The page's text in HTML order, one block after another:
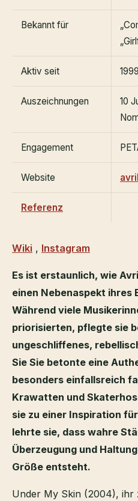
Bekannt für
Aktiv seit 1999
Auszeichnungen
10
Engagement
Website
Referenz
Wiki , Instagram
Es ist erstaunlich, wie
einen Nebenaspekt ihres
Während viele
priorisierten, pflegte sie
ungeschliffenes,
Sie Sie betonte eine
besonders einfallsreich
Krawatten und
sie zu einer Inspiration
lehrte sie, dass wahre
Überzeugung und
Größe entsteht.
Under My Skin (2004), ihr